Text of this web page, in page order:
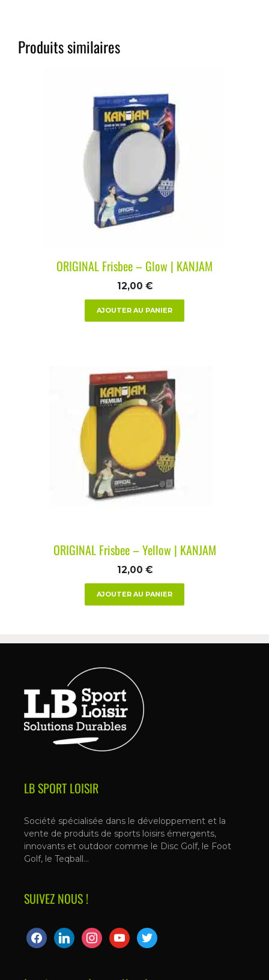
Produits similaires
ORIGINAL Frisbee – Glow | KANJAM
12,00 €
AJOUTER AU PANIER
ORIGINAL Frisbee – Yellow | KANJAM
12,00 €
AJOUTER AU PANIER
LB SPORT LOISIR
Société spécialisée dans le développement et la
vente de produits de sports loisirs émergents,
innovants et outdoor comme le Disc Golf, le Foot
Golf, le Teqball…
SUIVEZ NOUS !